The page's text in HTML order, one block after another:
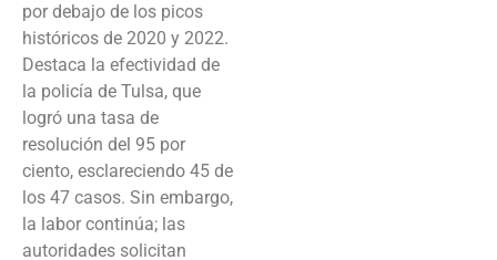
por debajo de los picos
históricos de 2020 y 2022.
Destaca la efectividad de
la policía de Tulsa, que
logró una tasa de
resolución del 95 por
ciento, esclareciendo 45 de
los 47 casos. Sin embargo,
la labor continúa; las
autoridades solicitan